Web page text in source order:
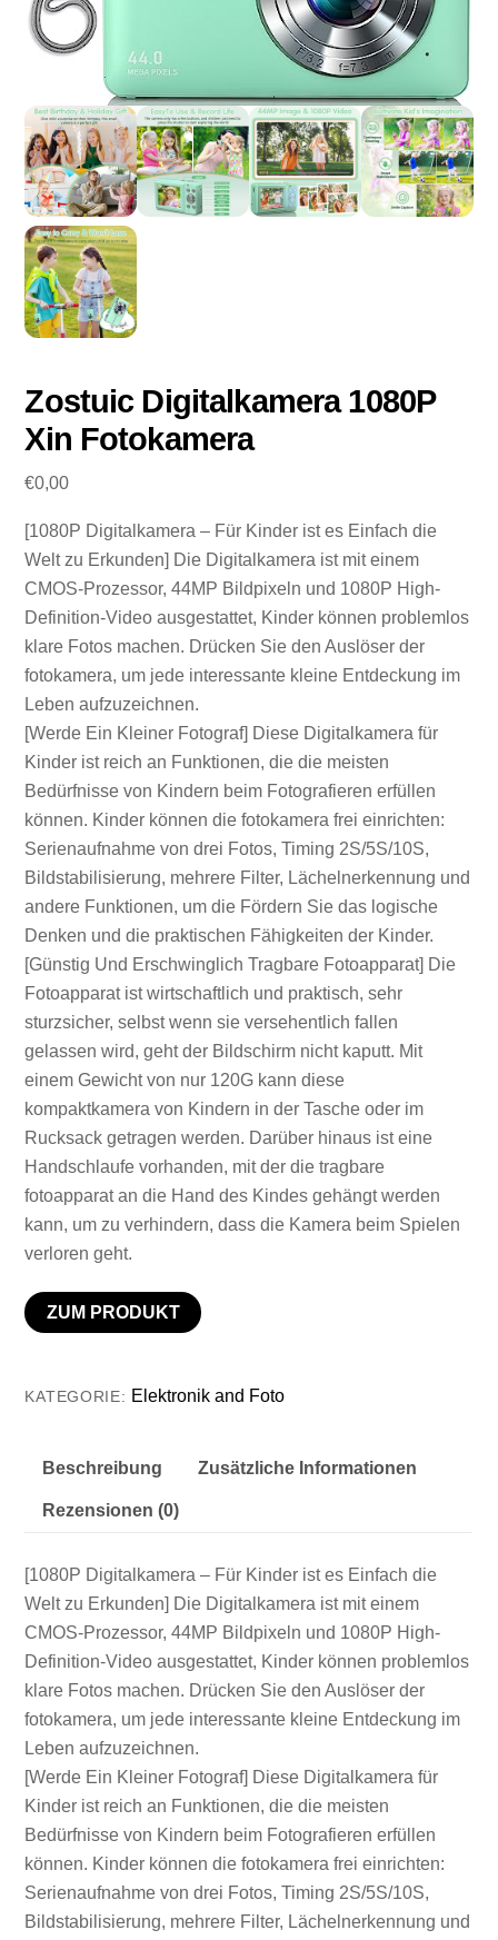
Zostuic Digitalkamera 1080P
Xin Fotokamera
€0,00
[1080P Digitalkamera – Für Kinder ist es Einfach die
Welt zu Erkunden] Die Digitalkamera ist mit einem
CMOS-Prozessor, 44MP Bildpixeln und 1080P High-
Definition-Video ausgestattet, Kinder können problemlos
klare Fotos machen. Drücken Sie den Auslöser der
fotokamera, um jede interessante kleine Entdeckung im
Leben aufzuzeichnen.
[Werde Ein Kleiner Fotograf] Diese Digitalkamera für
Kinder ist reich an Funktionen, die die meisten
Bedürfnisse von Kindern beim Fotografieren erfüllen
können. Kinder können die fotokamera frei einrichten:
Serienaufnahme von drei Fotos, Timing 2S/5S/10S,
Bildstabilisierung, mehrere Filter, Lächelnerkennung und
andere Funktionen, um die Fördern Sie das logische
Denken und die praktischen Fähigkeiten der Kinder.
[Günstig Und Erschwinglich Tragbare Fotoapparat] Die
Fotoapparat ist wirtschaftlich und praktisch, sehr
sturzsicher, selbst wenn sie versehentlich fallen
gelassen wird, geht der Bildschirm nicht kaputt. Mit
einem Gewicht von nur 120G kann diese
kompaktkamera von Kindern in der Tasche oder im
Rucksack getragen werden. Darüber hinaus ist eine
Handschlaufe vorhanden, mit der die tragbare
fotoapparat an die Hand des Kindes gehängt werden
kann, um zu verhindern, dass die Kamera beim Spielen
verloren geht.
ZUM PRODUKT
KATEGORIE: Elektronik and Foto
Beschreibung Zusätzliche Informationen
Rezensionen (0)
[1080P Digitalkamera – Für Kinder ist es Einfach die
Welt zu Erkunden] Die Digitalkamera ist mit einem
CMOS-Prozessor, 44MP Bildpixeln und 1080P High-
Definition-Video ausgestattet, Kinder können problemlos
klare Fotos machen. Drücken Sie den Auslöser der
fotokamera, um jede interessante kleine Entdeckung im
Leben aufzuzeichnen.
[Werde Ein Kleiner Fotograf] Diese Digitalkamera für
Kinder ist reich an Funktionen, die die meisten
Bedürfnisse von Kindern beim Fotografieren erfüllen
können. Kinder können die fotokamera frei einrichten:
Serienaufnahme von drei Fotos, Timing 2S/5S/10S,
Bildstabilisierung, mehrere Filter, Lächelnerkennung und